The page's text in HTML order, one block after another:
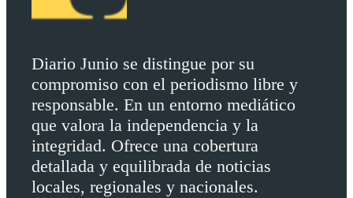
Diario Junio se distingue por su
compromiso con el periodismo libre y
responsable. En un entorno mediático
que valora la independencia y la
integridad. Ofrece una cobertura
detallada y equilibrada de noticias
locales, regionales y nacionales.